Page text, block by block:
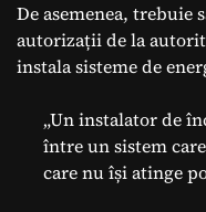
De asemenea, trebuie
autorizații de la
instala sisteme de
„Un instalator de
între un sistem
care nu își atinge